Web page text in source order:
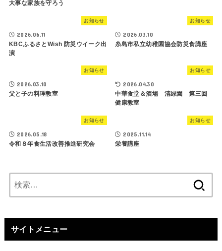
大事な家族を守ろう
お知らせ
2026.06.11
KBCふるさとWish 防災ウイーク出
演
お知らせ
2026.03.10
糸島市私立幼稚園協会防災食講座
お知らせ
2026.03.10
父と子の料理教室
お知らせ
2026.04.30
中華食堂＆酒場 清緑園 第三回
健康教室
お知らせ
2026.05.18
令和８年食生活改善推進研究会
お知らせ
2025.11.14
栄養講座
索:
サイトメニュー